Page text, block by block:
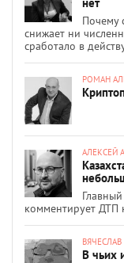
Почему
снижает ни
сработало в
РОМАН
АЛЕКСЕЙ
комментирует ДТП
В чьих